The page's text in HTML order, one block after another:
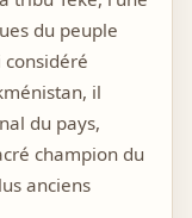
du peuple
il
du pays,
champion du
anciens